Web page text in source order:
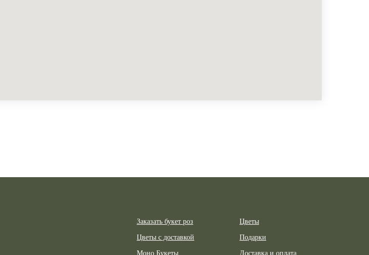
Заказать букет роз
Цветы с доставкой
Моно Букеты
Цветы
Подарки
Доставка и оплата